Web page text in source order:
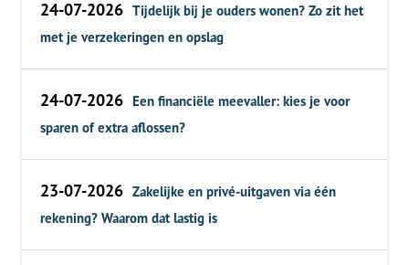
24-07-2026 Tijdelijk bij je ouders wonen? Zo zit het
met je verzekeringen en opslag
24-07-2026 Een financiële meevaller: kies je voor
sparen of extra aflossen?
23-07-2026 Zakelijke en privé-uitgaven via één
rekening? Waarom dat lastig is